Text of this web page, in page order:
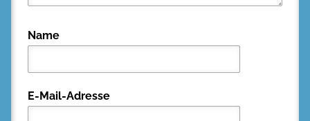
Name
E-Mail-Adresse